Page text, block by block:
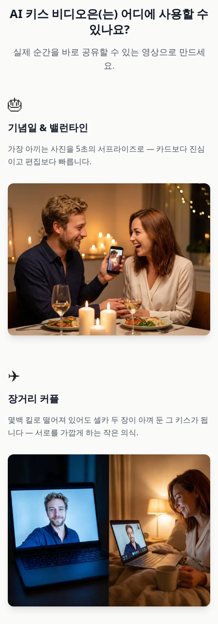
AI 키스 비디오은(는) 어디에 사용할 수
있나요?
실제 순간을 바로 공유할 수 있는 영상으로 만드세
요.
🎂
기념일 & 밸런타인
가장 아끼는 사진을 5초의 서프라이즈로 — 카드보다 진심
이고 편집보다 빠릅니다.
✈️
장거리 커플
몇백 킬로 떨어져 있어도 셀카 두 장이 아껴 둔 그 키스가 됩
니다 — 서로를 가깝게 하는 작은 의식.